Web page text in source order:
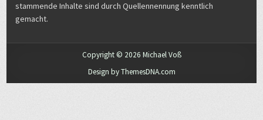
stammende Inhalte sind durch Quellennennung kenntlich
gemacht.
Copyright © 2026 Michael Voß
Design by ThemesDNA.com